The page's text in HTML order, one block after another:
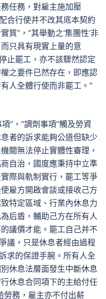
任務，對雇主施加壓
合行使并不改其底本契約
質”，“其舉動之‘集團性’非
只具有現實上量的意
止罷工，亦不該驟然認定
之要件已然存在，即應認
人全體行使而非罷工。”
”，“調劑事項”觸及勞資
者的訴求能夠公道但缺少
關無法停止實體性審理，
自治，國度應秉持中立準
際與軌制實行，罷工等爭
雇方開啟會談或接收己方
特定區域、行業內休息力
后盾，輔助己方在所有人
議價才能。罷工自己并不
議，只是休息者經由過程
求的保證手腕。所有人全
休息法層面發生中斷休息
休息合同項下的主給付任
勞務，雇主亦不付出薪